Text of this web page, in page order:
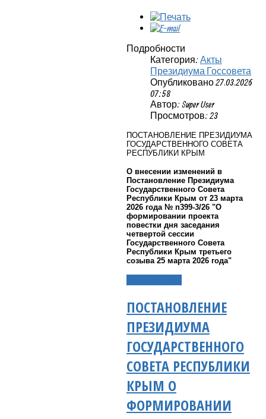
Подробности
Категория: Акты
Президиума Госсовета
Опубликовано 27.03.2026
07:58
Автор: Super User
Просмотров: 23
ПОСТАНОВЛЕНИЕ ПРЕЗИДИУМА
ГОСУДАРСТВЕННОГО СОВЕТА
РЕСПУБЛИКИ КРЫМ
О внесении изменений в
Постановление Президиума
Государственного Совета
Республики Крым от 23 марта
2026 года № п399-3/26 "О
формировании проекта
повестки дня заседания
четвертой сессии
Государственного Совета
Республики Крым третьего
созыва 25 марта 2026 года"
ПОСТАНОВЛЕНИЕ
ПРЕЗИДИУМА
ГОСУДАРСТВЕННОГО
СОВЕТА РЕСПУБЛИКИ
КРЫМ О
ФОРМИРОВАНИИ